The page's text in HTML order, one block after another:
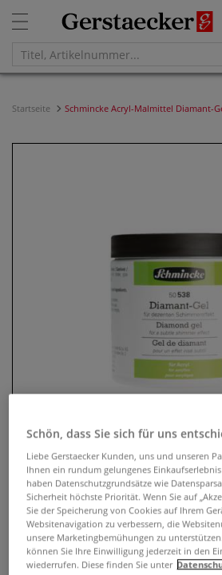
Startseite Schmincke Acryl-Malmittel Diamant-
Schmincke Acryl-
Diamant-Gel
Schön, dass Sie sich für uns
Liebe Gerstaecker Kunden, uns und unseren
Ihnen ein rundum gelungenes
haben Datenschutzgrundsätze wie
Sicherheit höchste Priorität. Wenn Sie auf
Sie der Speicherung von Cookies auf Ihrem
Websitenavigation zu verbessern, die
unsere Marketingbemühungen zu
können Sie Ihre Einwilligung jederzeit in den
wiederrufen. Diese finden Sie unter